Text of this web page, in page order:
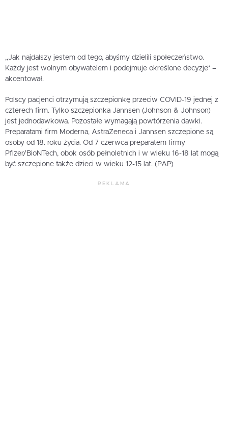
„Jak najdalszy jestem od tego, abyśmy dzielili społeczeństwo.
Każdy jest wolnym obywatelem i podejmuje określone decyzje” –
akcentował.
Polscy pacjenci otrzymują szczepionkę przeciw COVID-19 jednej z
czterech firm. Tylko szczepionka Jannsen (Johnson & Johnson)
jest jednodawkowa. Pozostałe wymagają powtórzenia dawki.
Preparatami firm Moderna, AstraZeneca i Jannsen szczepione są
osoby od 18. roku życia. Od 7 czerwca preparatem firmy
Pfizer/BioNTech, obok osób pełnoletnich i w wieku 16-18 lat mogą
być szczepione także dzieci w wieku 12-15 lat. (PAP)
REKLAMA